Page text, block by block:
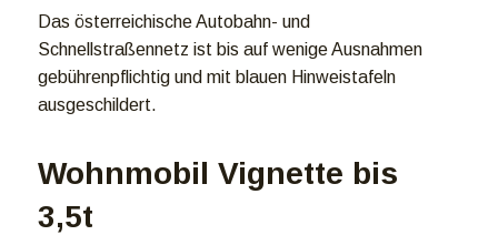
Das österreichische Autobahn- und
Schnellstraßennetz ist bis auf wenige Ausnahmen
gebührenpflichtig und mit blauen Hinweistafeln
ausgeschildert.
Wohnmobil Vignette bis
3,5t